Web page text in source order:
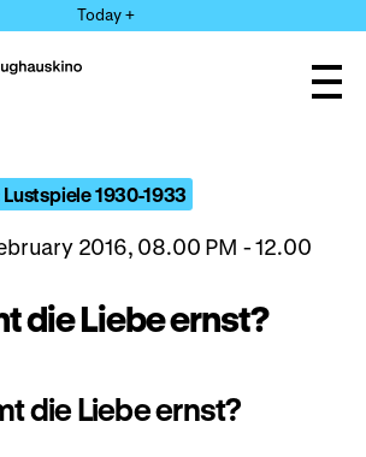
Today +
1930-1933
2016, 08.00 PM - 12.00
die Liebe ernst?
die Liebe ernst?